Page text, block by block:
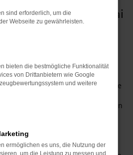
– die Hyundai
genug wiederholen: für die
wir vorbehaltlos auch eine
Wann immer wir nach
werden, erläutern wir deren
„Quadratur des Kreises“ die
handelt es sich bei einer
um einen echten Neuwagen
in Garching noch an einem
Kilometer gefahren wurde.
die Hyundai STARIA
Zulassen für einen Tag in einen
sind erforderlich, um die
Webseite zu gewährleisten.
bieten die bestmögliche Funktionalität
von Drittanbietern wie Google
und weitere
ermöglichen es uns, die Nutzung der
um die Leistung zu messen und